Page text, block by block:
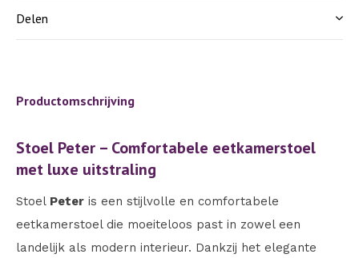
Delen
Productomschrijving
Stoel Peter – Comfortabele eetkamerstoel
met luxe uitstraling
Stoel Peter is een stijlvolle en comfortabele
eetkamerstoel die moeiteloos past in zowel een
landelijk als modern interieur. Dankzij het elegante